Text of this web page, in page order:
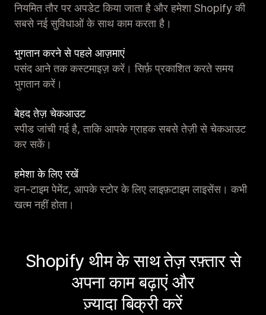
नियमित तौर पर अपडेट किया जाता है और हमेशा Shopify की
सबसे नई सुविधाओं के साथ काम करता है।
भुगतान करने से पहले आज़माएं
पसंद आने तक कस्टमाइज़ करें। सिर्फ़ प्रकाशित करते समय
भुगतान करें।
बेहद तेज़ चेकआउट
स्पीड जांची गई है, ताकि आपके ग्राहक सबसे तेज़ी से चेकआउट
कर सकें।
हमेशा के लिए रखें
वन-टाइम पेमेंट, आपके स्टोर के लिए लाइफ़टाइम लाइसेंस। कभी
खत्म नहीं होता।
Shopify थीम के साथ तेज़ रफ़्तार से
अपना काम बढ़ाएं और
ज़्यादा बिक्री करें